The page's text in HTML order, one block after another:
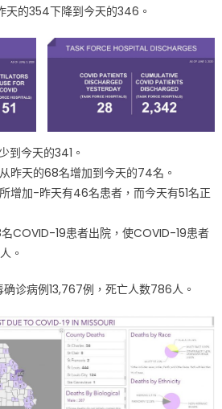
新
中
的354下降到今天的346。
到今天的341。
昨天的68名增加到今天的74名。
增加-昨天有46名患者，而今天有51名正
COVID-19患者出院，使COVID-19患者
。
诊病例13,767例，死亡人数786人。